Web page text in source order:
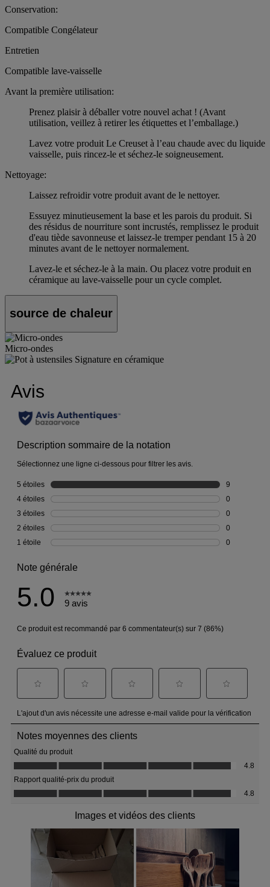
Conservation:
Compatible Congélateur
Entretien
Compatible lave-vaisselle
Avant la première utilisation:
Prenez plaisir à déballer votre nouvel achat ! (Avant
utilisation, veillez à retirer les étiquettes et l’emballage.)
Lavez votre produit Le Creuset à l’eau chaude avec du liquide
vaisselle, puis rincez-le et séchez-le soigneusement.
Nettoyage:
Laissez refroidir votre produit avant de le nettoyer.
Essuyez minutieusement la base et les parois du produit. Si
des résidus de nourriture sont incrustés, remplissez le produit
d'eau tiède savonneuse et laissez-le tremper pendant 15 à 20
minutes avant de le nettoyer normalement.
Lavez-le et séchez-le à la main. Ou placez votre produit en
céramique au lave-vaisselle pour un cycle complet.
source de chaleur
Micro-ondes